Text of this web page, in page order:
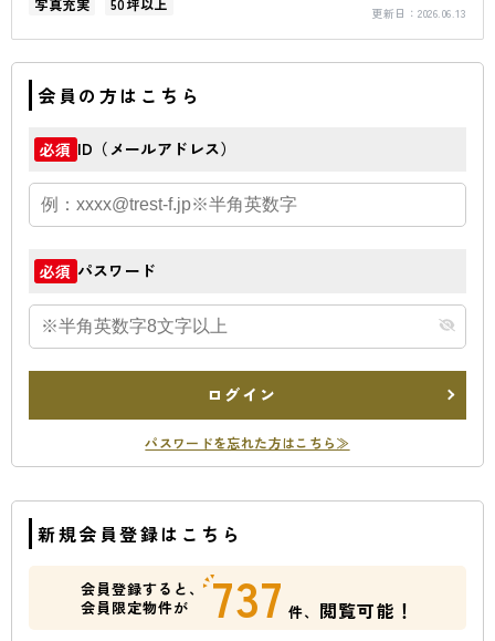
更新日： 2026.06.13
会員の方はこちら
必須 ID（メールアドレス）
必須 パスワード
ログイン
パスワードを忘れた方はこちら≫
新規会員登録はこちら
会員登録すると、
会員限定物件が
737 件、 閲覧可能！